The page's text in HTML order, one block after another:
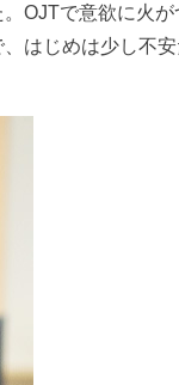
OJTで意欲に火
はじめは少し不